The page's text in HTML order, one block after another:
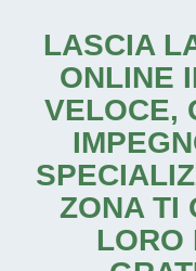
LASCIA
ONLINE
VELOCE,
ZONA TI
LORO